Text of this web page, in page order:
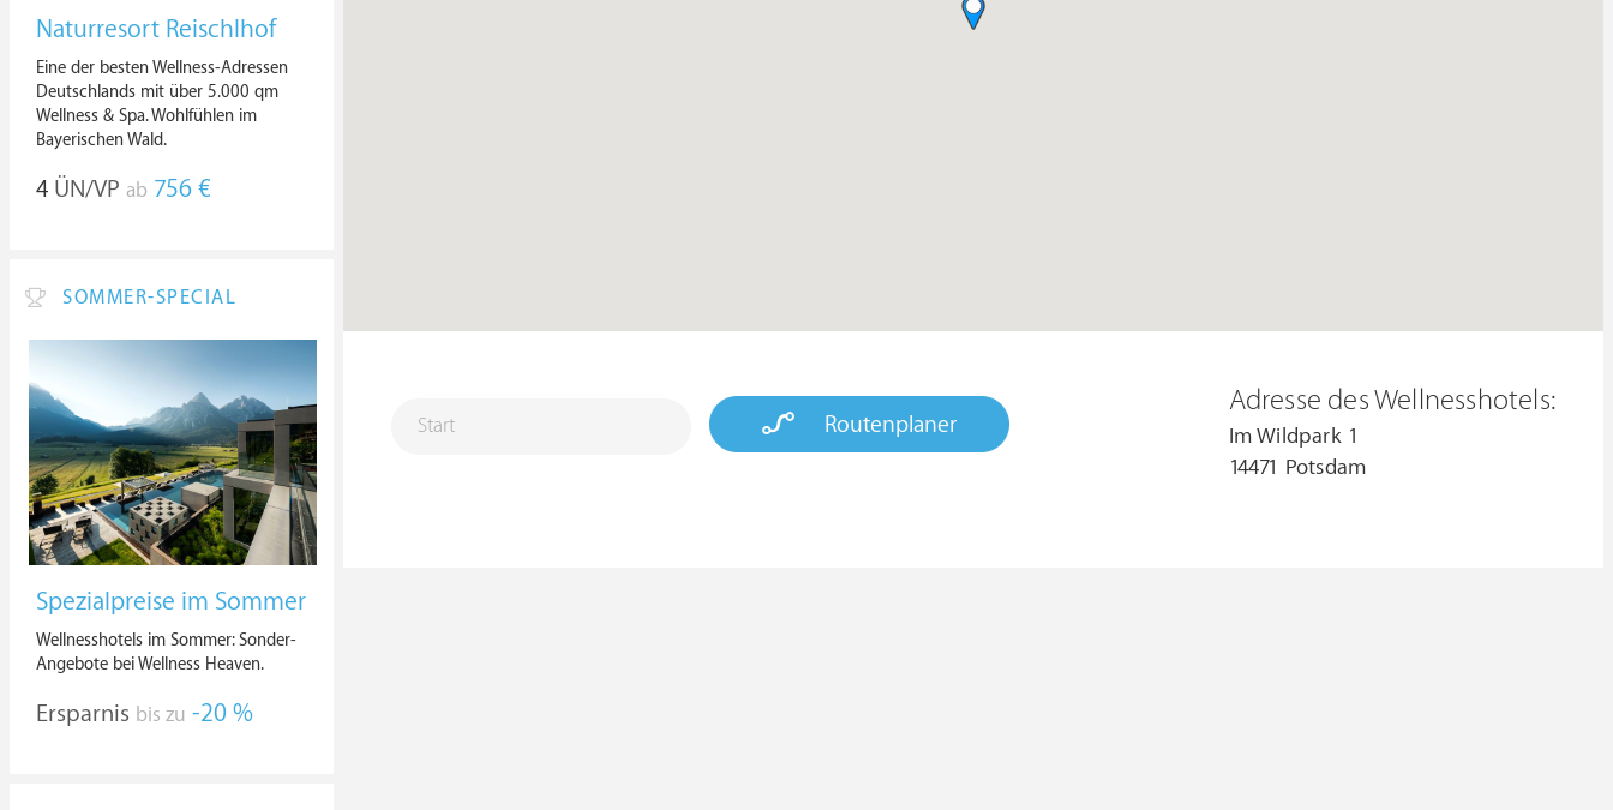
Routenplaner
Adresse des Wellnesshotels:
Im Wildpark 1
14471 Potsdam
Naturresort Reischlhof
Eine der besten Wellness-Adressen
Deutschlands mit über 5.000 qm
Wellness & Spa. Wohlfühlen im
Bayerischen Wald.
4 ÜN/VP ab 756 €
SOMMER-SPECIAL
Spezialpreise im Sommer
Wellnesshotels im Sommer: Sonder-
Angebote bei Wellness Heaven.
Ersparnis bis zu -20 %